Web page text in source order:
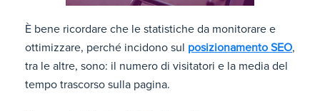
È bene ricordare che le statistiche da monitorare e
ottimizzare, perché incidono sul posizionamento SEO,
tra le altre, sono: il numero di visitatori e la media del
tempo trascorso sulla pagina.